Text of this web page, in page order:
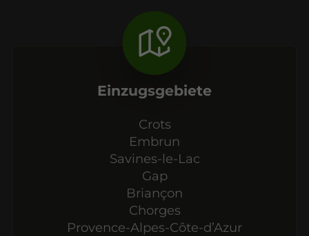
Einzugsgebiete
Crots
Embrun
Savines-le-Lac
Gap
Briançon
Chorges
Provence-Alpes-Côte-d’Azur